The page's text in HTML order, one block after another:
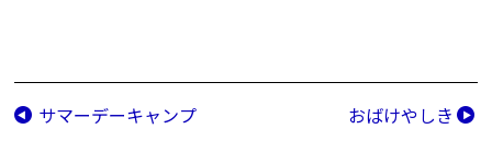
サマーデーキャンプ おばけやしき